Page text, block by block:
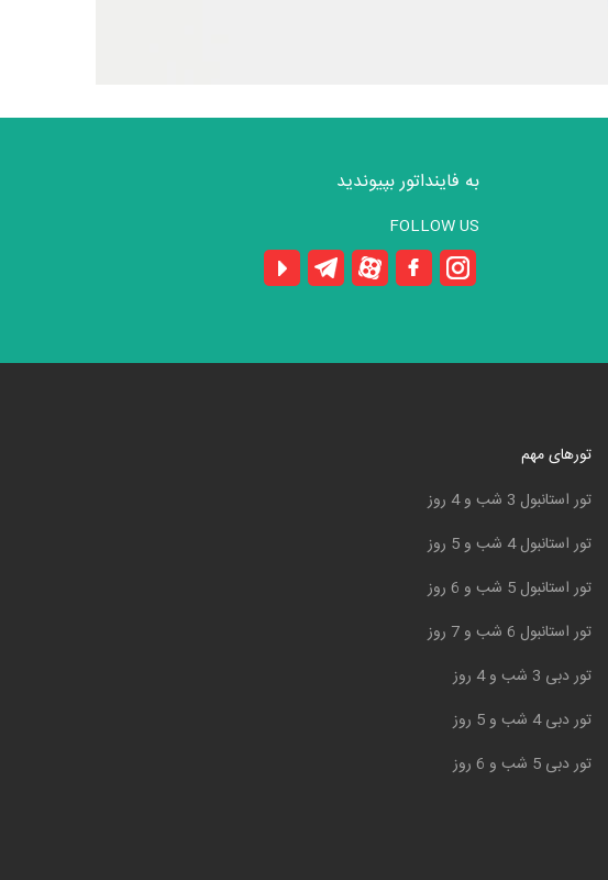
به فاینداتور بپیوندید
FOLLOW US
تورهای مهم
تور استانبول 3 شب و 4 روز
تور استانبول 4 شب و 5 روز
تور استانبول 5 شب و 6 روز
تور استانبول 6 شب و 7 روز
تور دبی 3 شب و 4 روز
تور دبی 4 شب و 5 روز
تور دبی 5 شب و 6 روز